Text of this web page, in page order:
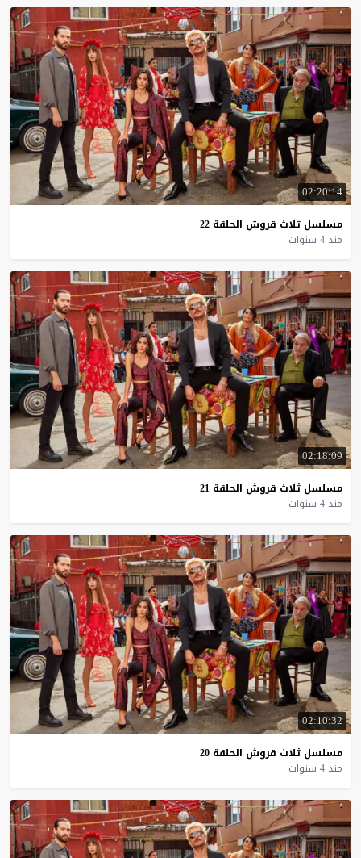
02:20:14
مسلسل ثلاث قروش الحلقة 22
منذ 4 سنوات
02:18:09
مسلسل ثلاث قروش الحلقة 21
منذ 4 سنوات
02:10:32
مسلسل ثلاث قروش الحلقة 20
منذ 4 سنوات